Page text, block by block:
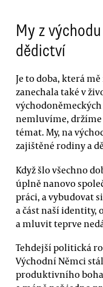
My z
dědictví
Je to doba, která
zanechala také v
nemluvíme,
témat. My, na
zajištěné rodiny a
Když šlo všechno
úplně nanovo
práci, a vybudovat
a část naší identity,
a mluvit teprve
Tehdejší politická
Východní Němci
produktivního